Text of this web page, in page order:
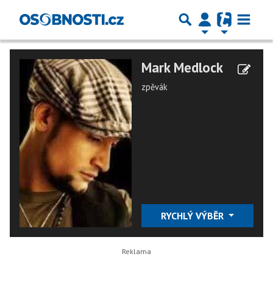
Mark Medlock
zpěvák
RYCHLÝ VÝBĚR